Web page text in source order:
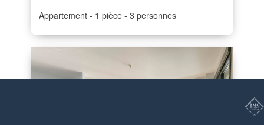
Appartement 1 pièce 3 personnes